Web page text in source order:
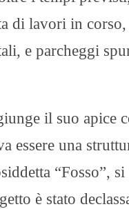
di lavori in
e parcheggi
il suo apice
essere una
“Fosso”,
è stato